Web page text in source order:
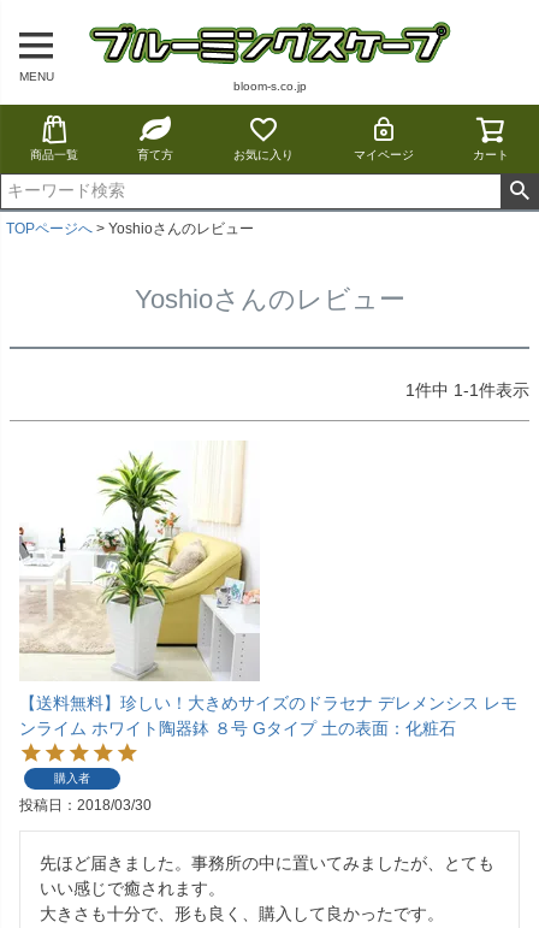
MENU
bloom-s.co.jp
商品一覧 育て方 お気に入り マイページ カート
TOPページへ Yoshioさんのレビュー
Yoshioさんのレビュー
1件中 1-1件表示
【送料無料】珍しい！大きめサイズのドラセナ デレメンシス レモ
ンライム ホワイト陶器鉢 ８号 Gタイプ 土の表面：化粧石
購入者
投稿日 2018/03/30
先ほど届きました。事務所の中に置いてみましたが、とても
いい感じで癒されます。
大きさも十分で、形も良く、購入して良かったです。